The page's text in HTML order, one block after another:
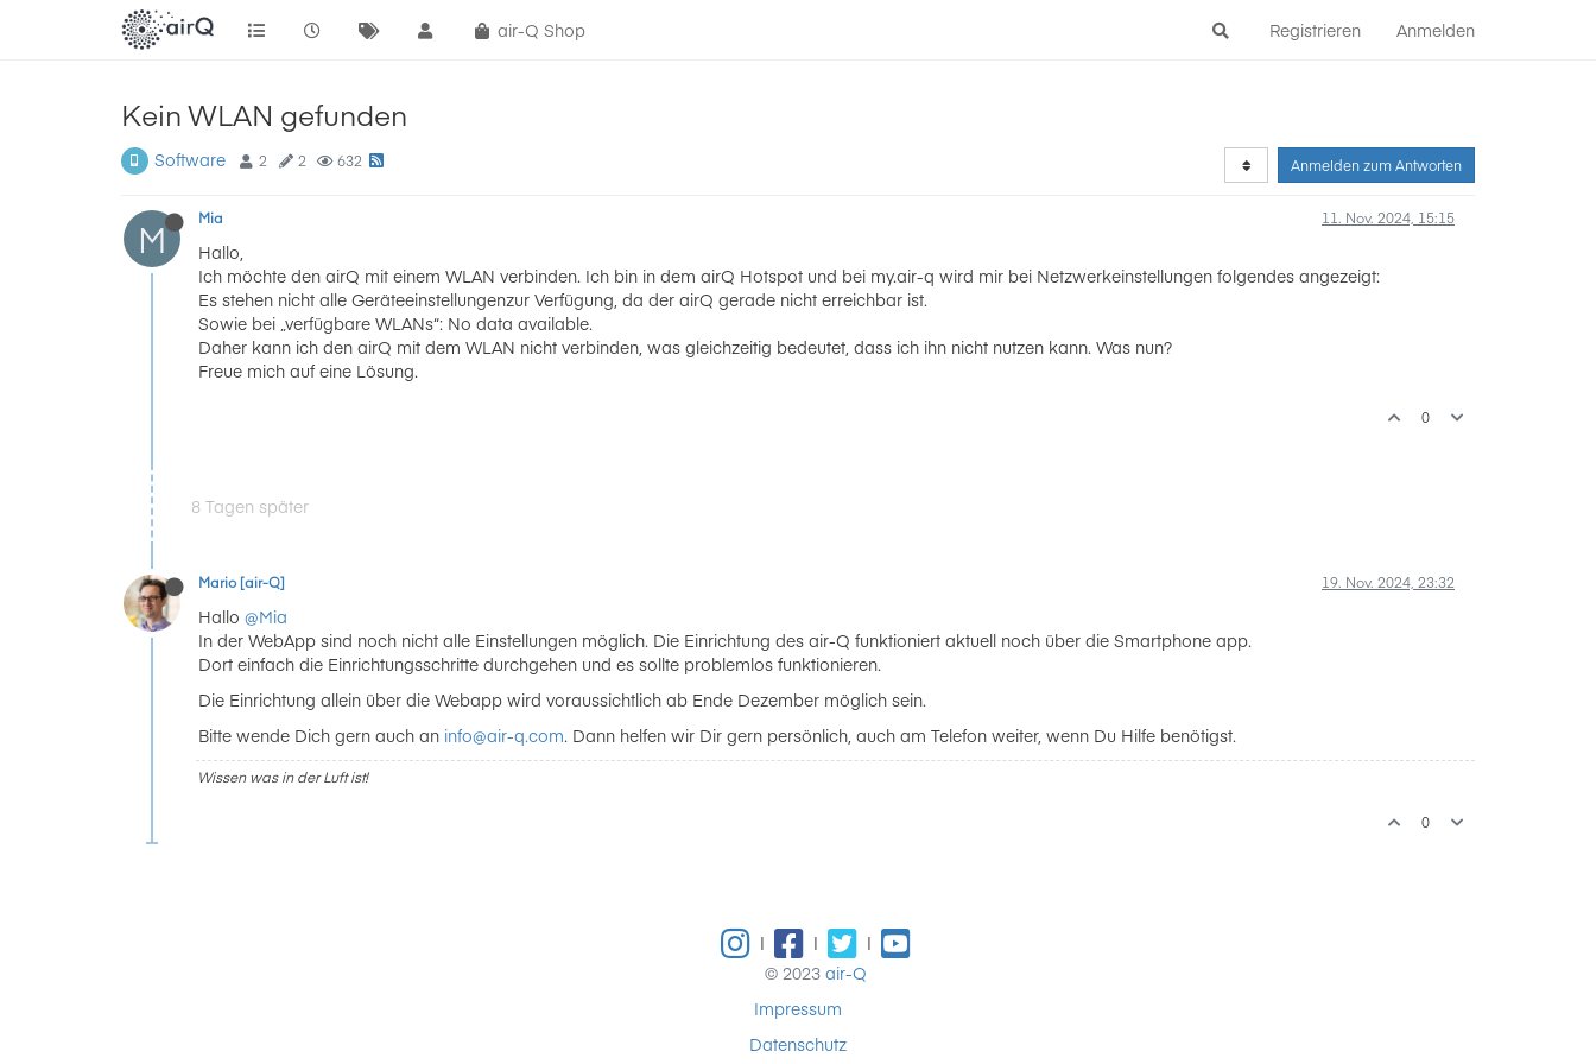
Registrieren Anmelden
air-Q Shop
Kein WLAN gefunden
Software 2 2 632 Anmelden zum Antworten
M Mia 11. Nov. 2024, 15:15
Hallo,
Ich möchte den airQ mit einem WLAN verbinden. Ich bin in dem airQ Hotspot und bei my.air-q wird mir bei Netzwerkeinstellungen folgendes angezeigt:
Es stehen nicht alle Geräteeinstellungenzur Verfügung, da der airQ gerade nicht erreichbar ist.
Sowie bei „verfügbare WLANs“: No data available.
Daher kann ich den airQ mit dem WLAN nicht verbinden, was gleichzeitig bedeutet, dass ich ihn nicht nutzen kann. Was nun?
Freue mich auf eine Lösung.
0
8 Tagen später
Mario [air-Q] 19. Nov. 2024, 23:32
Hallo @Mia
In der WebApp sind noch nicht alle Einstellungen möglich. Die Einrichtung des air-Q funktioniert aktuell noch über die Smartphone app.
Dort einfach die Einrichtungsschritte durchgehen und es sollte problemlos funktionieren.
Die Einrichtung allein über die Webapp wird voraussichtlich ab Ende Dezember möglich sein.
Bitte wende Dich gern auch an info@air-q.com. Dann helfen wir Dir gern persönlich, auch am Telefon weiter, wenn Du Hilfe benötigst.
Wissen was in der Luft ist!
0
| |
|
© 2023 air-Q
Impressum
Datenschutz